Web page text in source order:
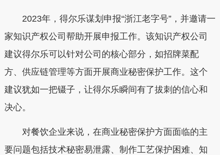
2023年，得尔乐谋划申报“浙江老字号”，并邀请一
家知识产权公司帮助开展申报工作。该知识产权公司
建议得尔乐可以针对公司的核心部分，如招牌菜配
方、供应链管理等方面开展商业秘密保护工作。这个
建议犹如一把镊子，让得尔乐瞬间有了拔刺的信心和
决心。
对餐饮企业来说，在商业秘密保护方面面临的主
要问题包括技术秘密易泄露、制作工艺保护困难、知